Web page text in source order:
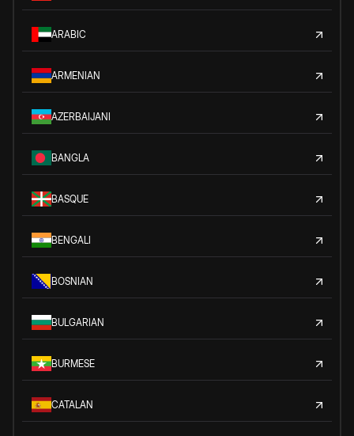
ARABIC
ARMENIAN
AZERBAIJANI
BANGLA
BASQUE
BENGALI
BOSNIAN
BULGARIAN
BURMESE
CATALAN